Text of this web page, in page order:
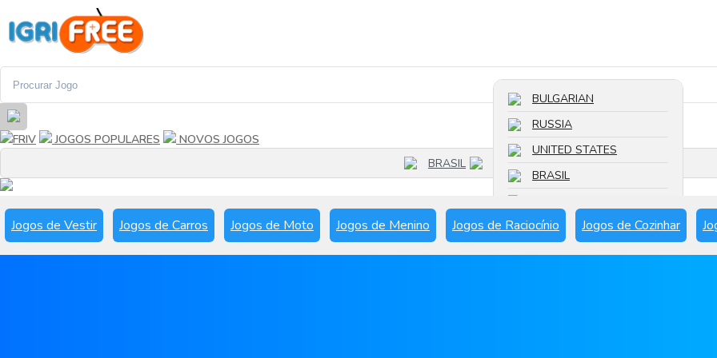
FRIV JOGOS POPULARES
NOVOS JOGOS
BRASIL
BULGARIAN
RUSSIA
UNITED STATES
BRASIL
SPAIN
Jogos de Vestir Jogos de Carros Jogos de Moto Jogos de Menino Jogos de Raciocínio Jogos de Cozinhar